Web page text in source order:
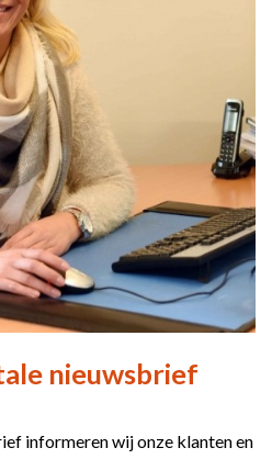
nieuwsbrief
informeren wij onze klanten en